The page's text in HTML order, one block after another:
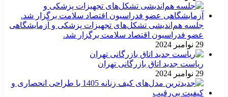
جلسه هم‌اندیشی تشکل‌های تجهیزات پزشکی و آزمایشگاهی
عضو فدراسیون اقتصاد سلامت برگزار شد.
29 نوامبر 2024
ریاست جدید اتاق بازرگانی تهران
29 نوامبر 2024